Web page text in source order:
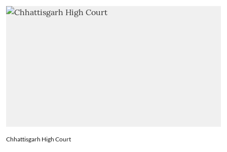
Chhattisgarh High Court